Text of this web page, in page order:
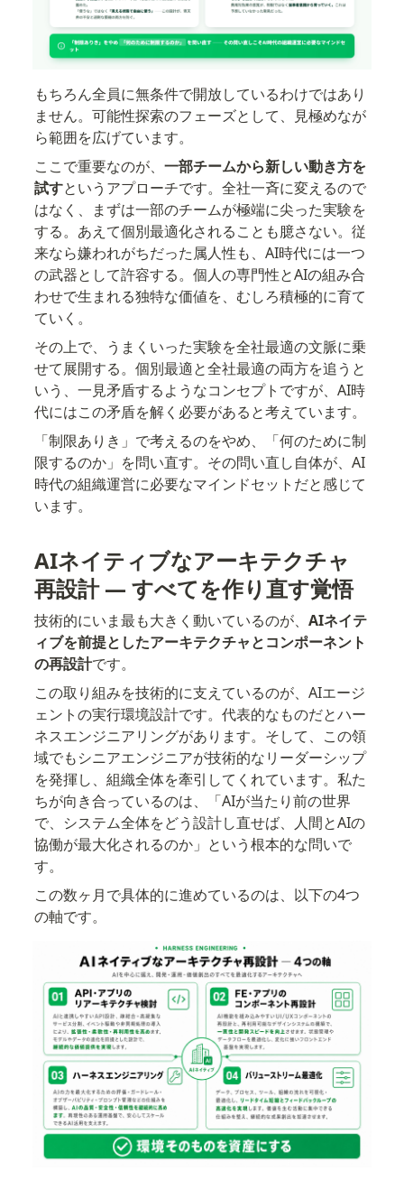
もちろん全員に無条件で開放しているわけではあり
ません。可能性探索のフェーズとして、見極めなが
ら範囲を広げています。
ここで重要なのが、 一部チームから新しい動き方を
試すというアプローチです。全社一斉に変えるので
はなく、まずは一部のチームが極端に尖った実験を
する。あえて個別最適化されることも臆さない。従
来なら嫌われがちだった属人性も、AI時代には一つ
の武器として許容する。個人の専門性とAIの組み合
わせで生まれる独特な価値を、むしろ積極的に育て
ていく。
その上で、うまくいった実験を全社最適の文脈に乗
せて展開する。個別最適と全社最適の両方を追うと
いう、一見矛盾するようなコンセプトですが、AI時
代にはこの矛盾を解く必要があると考えています。
「制限ありき」で考えるのをやめ、「何のために制
限するのか」を問い直す。その問い直し自体が、AI
時代の組織運営に必要なマインドセットだと感じて
います。
AIネイティブなアーキテクチャ
再設計 — すべてを作り直す覚悟
技術的にいま最も大きく動いているのが、 AIネイテ
ィブを前提としたアーキテクチャとコンポーネント
の再設計です。
この取り組みを技術的に支えているのが、AIエージ
ェントの実行環境設計です。代表的なものだとハー
ネスエンジニアリングがあります。そして、この領
域でもシニアエンジニアが技術的なリーダーシップ
を発揮し、組織全体を牽引してくれています。私た
ちが向き合っているのは、「AIが当たり前の世界
で、システム全体をどう設計し直せば、人間とAIの
協働が最大化されるのか」という根本的な問いで
す。
この数ヶ月で具体的に進めているのは、以下の4つ
の軸です。